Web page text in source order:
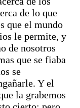
de lo que
que el mundo
le permite, y
de nosotros
que se fiaba
se
Y el
la grabemos